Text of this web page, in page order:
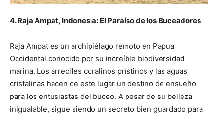
4. Raja Ampat, Indonesia: El Paraíso de los Buceadores
Raja Ampat es un archipiélago remoto en Papua
Occidental conocido por su increíble biodiversidad
marina. Los arrecifes coralinos prístinos y las aguas
cristalinas hacen de este lugar un destino de ensueño
para los entusiastas del buceo. A pesar de su belleza
inigualable, sigue siendo un secreto bien guardado para